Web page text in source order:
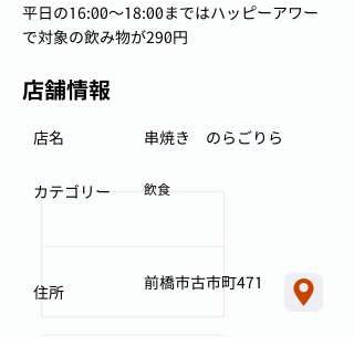
平日の16:00〜18:00まではハッピーアワー
で対象の飲み物が290円
店舗情報
串焼き のらごりら
店名
飲食
カテゴリー
前橋市古市町471
住所